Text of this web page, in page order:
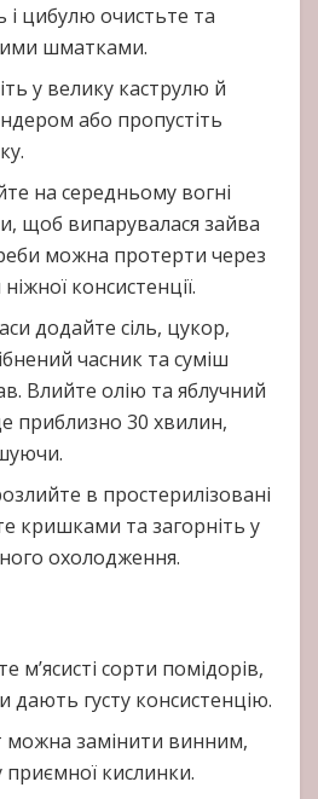
і цибулю очистьте та
шматками.
у велику каструлю й
або пропустіть
на середньому вогні
щоб випарувалася зайва
можна протерти через
консистенції.
додайте сіль, цукор,
часник та суміш
Влийте олію та яблучний
приблизно 30 хвилин,
в простерилізовані
кришками та загорніть у
охолодження.
м’ясисті сорти помідорів,
дають густу консистенцію.
можна замінити винним,
приємної кислинки.